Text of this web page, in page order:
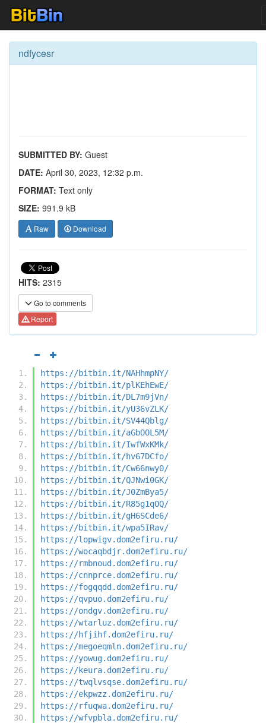
ndfycesr
SUBMITTED BY: Guest
DATE: April 30, 2023, 12:32 p.m.
FORMAT: Text only
SIZE: 991.9 kB
Raw Download
HITS: 2315
Go to comments
Report
https://bitbin.it/NAHhmpNY/
https://bitbin.it/plKEhEwE/
https://bitbin.it/DL7m9jVn/
https://bitbin.it/yU36vZLK/
https://bitbin.it/SV44Qblg/
https://bitbin.it/aGbOOL5M/
https://bitbin.it/IwfWxKMk/
https://bitbin.it/hv67DCfo/
https://bitbin.it/Cw66nwy0/
https://bitbin.it/QJNwi0GK/
https://bitbin.it/J0ZmBya5/
https://bitbin.it/R85g1qOQ/
https://bitbin.it/gH6SCde6/
https://bitbin.it/wpa5IRav/
https://lopwigv.dom2efiru.ru/
https://wocaqbdjr.dom2efiru.ru/
https://rmbnoud.dom2efiru.ru/
https://cnnprce.dom2efiru.ru/
https://fogqqdd.dom2efiru.ru/
https://qvpuo.dom2efiru.ru/
https://ondgv.dom2efiru.ru/
https://wtarluz.dom2efiru.ru/
https://hfjihf.dom2efiru.ru/
https://megoeqmln.dom2efiru.ru/
https://yowug.dom2efiru.ru/
https://keura.dom2efiru.ru/
https://twqlvsqse.dom2efiru.ru/
https://ekpwzz.dom2efiru.ru/
https://rfuqwa.dom2efiru.ru/
https://wfvpbla.dom2efiru.ru/